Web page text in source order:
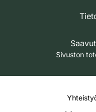
Sivuston